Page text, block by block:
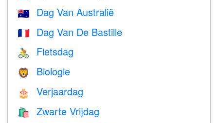
🇦🇺 Dag Van Australië
🇫🇷 Dag Van De Bastille
🚴 Fietsdag
🦁 Biologie
🎂 Verjaardag
🛍 Zwarte Vrijdag